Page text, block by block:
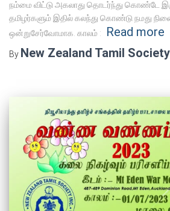
நம்மை விட்டு அகலாது தொடர்ந்து கொண்டே
தமிழர்களும் இதில் கலந்து கொண்டு நமது
ஒன்றுசேர்வோமாக. காலம் :
Read more
By New Zealand Tamil Society